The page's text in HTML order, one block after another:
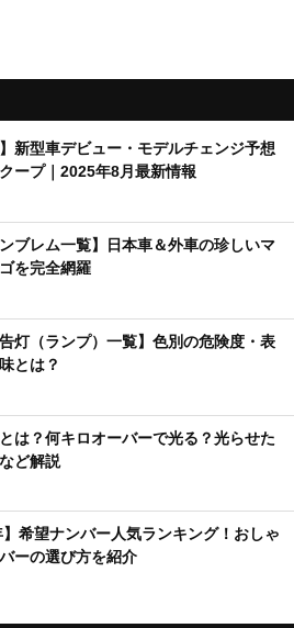
】新型車デビュー・モデルチェンジ予想
ープ｜2025年8月最新情報
ンブレム一覧】日本車＆外車の珍しいマ
を完全網羅
告灯（ランプ）一覧】色別の危険度・表
とは？
は？何キロオーバーで光る？光らせた
ど解説
】希望ナンバー人気ランキング！おしゃ
ーの選び方を紹介